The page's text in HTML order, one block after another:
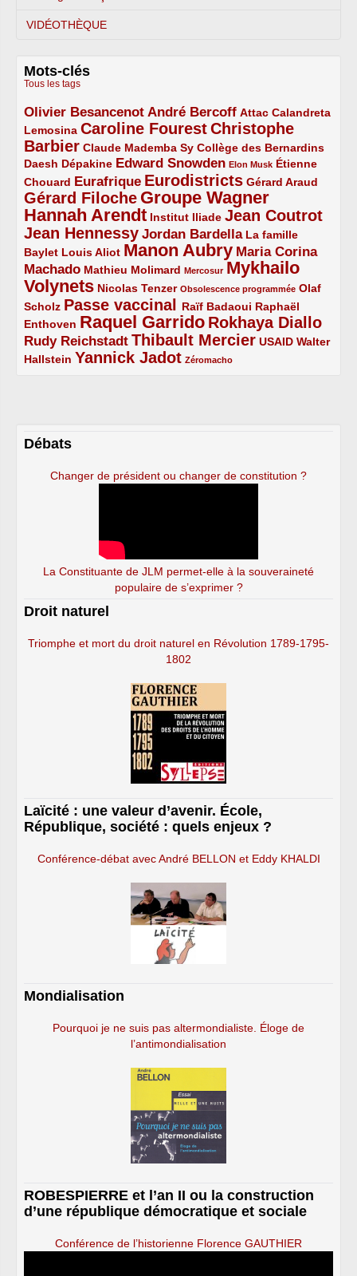
VIDÉOTHÈQUE
Mots-clés
Tous les tags
Olivier Besancenot
3/5 André Bercoff
3/5 Attac
2/5
Calandreta
Lemosina
2/5 Caroline Fourest
4/5
Christophe
Barbier
4/5 Claude Mademba Sy
2/5 Collège des Bernardins
2/5
Daesh
2/5 Dépakine
2/5 Edward Snowden
3/5 Elon Musk
1/5
Étienne
Chouard
2/5 Eurafrique
3/5 Eurodistricts
4/5 Gérard Araud
2/5
Gérard Filoche
4/5 Groupe Wagner
5/5
Hannah Arendt
5/5 Institut Iliade
2/5 Jean Coutrot
4/5
Jean Hennessy
4/5 Jordan Bardella
3/5
La famille
Baylet
2/5 Louis Aliot
2/5 Manon Aubry
5/5
Maria Corina
Machado
3/5 Mathieu Molimard
2/5 Mercosur
1/5
Mykhailo
Volynets
5/5 Nicolas Tenzer
2/5 Obsolescence programmée
1/5
Olaf
Scholz
2/5 Passe vaccinal
4/5 Raïf Badaoui
2/5
Raphaël
Enthoven
2/5 Raquel Garrido
5/5 Rokhaya Diallo
4/5
Rudy Reichstadt
3/5 Thibault Mercier
4/5 USAID
2/5
Walter
Hallstein
2/5 Yannick Jadot
4/5 Zéromacho
1/5
Débats
Changer de président ou changer de constitution ?
La Constituante de JLM permet-elle à la souveraineté
populaire de s’exprimer ?
Droit naturel
Triomphe et mort du droit naturel en Révolution 1789-1795-
1802
Laïcité : une valeur d’avenir. École,
République, société : quels enjeux ?
Conférence-débat avec André BELLON et Eddy KHALDI
Mondialisation
Pourquoi je ne suis pas altermondialiste. Éloge de
l’antimondialisation
ROBESPIERRE et l’an II ou la construction
d’une république démocratique et sociale
Conférence de l’historienne Florence GAUTHIER